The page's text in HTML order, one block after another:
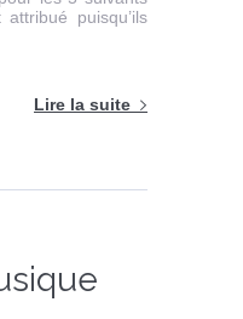
puisqu’ils
Lire la suite